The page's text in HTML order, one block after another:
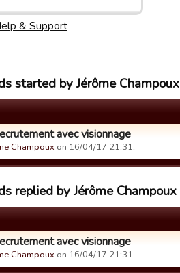
& Support
started by Jérôme Champoux
avec visionnage
Champoux on 16/04/17 21:31.
replied by Jérôme Champoux
avec visionnage
Champoux on 16/04/17 21:31.